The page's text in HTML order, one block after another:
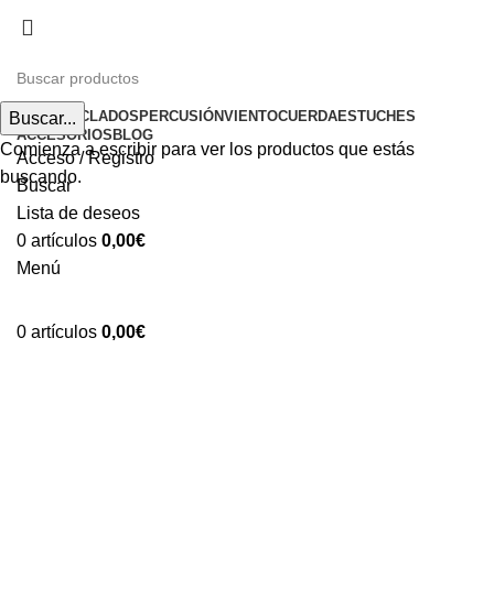
INICIOTECLADOSPERCUSIÓNVIENTOCUERDAESTUCHES
ACCESORIOSBLOG
Acceso / Registro
Buscar
Lista de deseos
0 artículos 0,00€
Menú
0 artículos 0,00€
Buscar...
Comienza a escribir para ver los productos que estás
buscando.